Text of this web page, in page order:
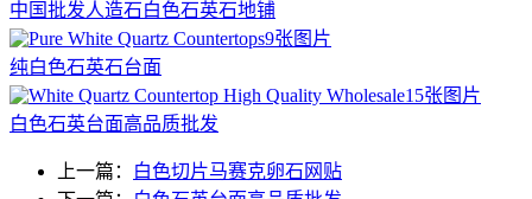
中国批发人造石白色石英石地铺
9张图片
纯白色石英石台面
15张图片
白色石英台面高品质批发
上一篇：
白色切片马赛克卵石网贴